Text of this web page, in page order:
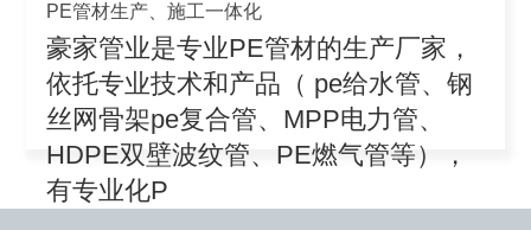
PE管材生产、施工一体化
豪家管业是专业PE管材的生产厂家，
依托专业技术和产品（ pe给水管、钢
丝网骨架pe复合管、MPP电力管、
HDPE双壁波纹管、PE燃气管等），
有专业化P